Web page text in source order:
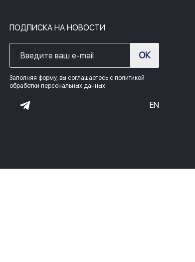
ПОДПИСКА НА НОВОСТИ
ОК
Заполняя форму, вы соглашаетесь с политикой
обработки персональных данных
EN